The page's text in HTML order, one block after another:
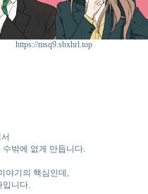
https://msq9.sbxhrl.top
밖에 없게 만듭니다.
야기의 핵심인데,
니다.